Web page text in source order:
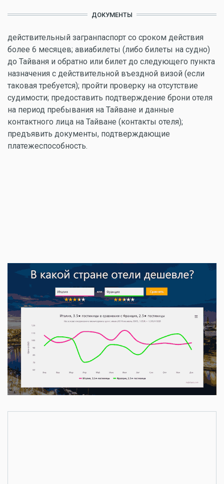
ДОКУМЕНТЫ
действительный загранпаспорт со сроком действия
более 6 месяцев; авиабилеты (либо билеты на судно)
до Тайваня и обратно или билет до следующего пункта
назначения с действительной въездной визой (если
таковая требуется); пройти проверку на отсутствие
судимости; предоставить подтверждение брони отеля
на период пребывания на Тайване и данные
контактного лица на Тайване (контакты отеля);
предъявить документы, подтверждающие
платежеспособность.